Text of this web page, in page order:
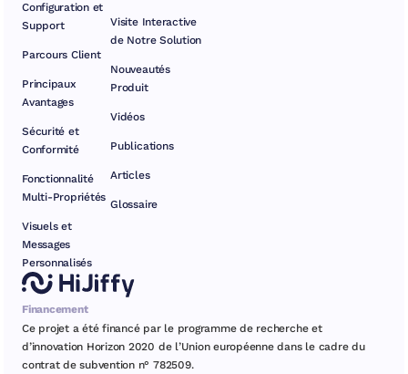
Financement
Ce projet a été financé par le programme de recherche et
d’innovation Horizon 2020 de l’Union européenne dans le cadre du
contrat de subvention n° 782509.
Configuration et
Support
Parcours Client
Principaux
Avantages
Sécurité et
Conformité
Fonctionnalité
Multi-Propriétés
Visuels et
Messages
Personnalisés
Visite Interactive
de Notre Solution
Nouveautés
Produit
Vidéos
Publications
Articles
Glossaire